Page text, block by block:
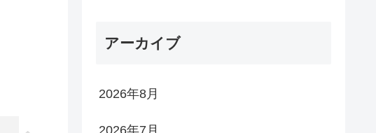
アーカイブ
2026年8月